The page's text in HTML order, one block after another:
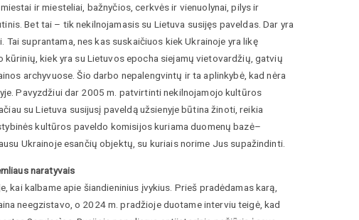
ir miesteliai, bažnyčios, cerkvės ir vienuolynai, pilys ir
Bet tai – tik nekilnojamasis su Lietuva susijęs paveldas. Dar yra
suprantama, nes kas suskaičiuos kiek Ukrainoje yra likę
kiek yra su Lietuvos epocha siejamų vietovardžių, gatvių
archyvuose. Šio darbo nepalengvintų ir ta aplinkybė, kad nėra
Pavyzdžiui dar 2005 m. patvirtinti nekilnojamojo kultūros
su Lietuva susijusį paveldą užsienyje būtina žinoti, reikia
kultūros paveldo komisijos kuriama duomenų bazė–
Ukrainoje esančių objektų, su kuriais norime Jus supažindinti.
naratyvais
kalbame apie šiandieninius įvykius. Prieš pradėdamas karą,
neegzistavo, o 2024 m. pradžioje duotame interviu teigė, kad